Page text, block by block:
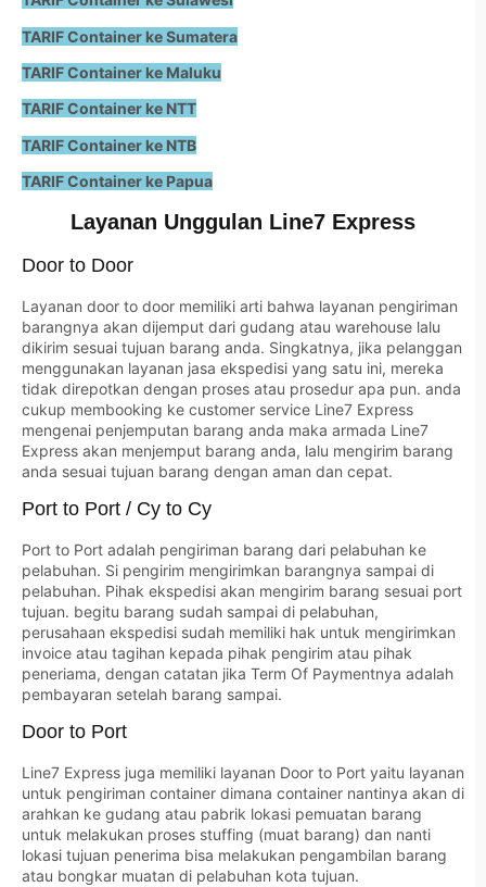
TARIF Container ke Sumatera
TARIF Container ke Maluku
TARIF Container ke NTT
TARIF Container ke NTB
TARIF Container ke Papua
Layanan Unggulan Line7 Express
Door to Door
Layanan door to door memiliki arti bahwa layanan pengiriman
barangnya akan dijemput dari gudang atau warehouse lalu
dikirim sesuai tujuan barang anda. Singkatnya, jika pelanggan
menggunakan layanan jasa ekspedisi yang satu ini, mereka
tidak direpotkan dengan proses atau prosedur apa pun. anda
cukup membooking ke customer service Line7 Express
mengenai penjemputan barang anda maka armada Line7
Express akan menjemput barang anda, lalu mengirim barang
anda sesuai tujuan barang dengan aman dan cepat.
Port to Port / Cy to Cy
Port to Port adalah pengiriman barang dari pelabuhan ke
pelabuhan. Si pengirim mengirimkan barangnya sampai di
pelabuhan. Pihak ekspedisi akan mengirim barang sesuai port
tujuan. begitu barang sudah sampai di pelabuhan,
perusahaan ekspedisi sudah memiliki hak untuk mengirimkan
invoice atau tagihan kepada pihak pengirim atau pihak
peneriama, dengan catatan jika Term Of Paymentnya adalah
pembayaran setelah barang sampai.
Door to Port
Line7 Express juga memiliki layanan Door to Port yaitu layanan
untuk pengiriman container dimana container nantinya akan di
arahkan ke gudang atau pabrik lokasi pemuatan barang
untuk melakukan proses stuffing (muat barang) dan nanti
lokasi tujuan penerima bisa melakukan pengambilan barang
atau bongkar muatan di pelabuhan kota tujuan.